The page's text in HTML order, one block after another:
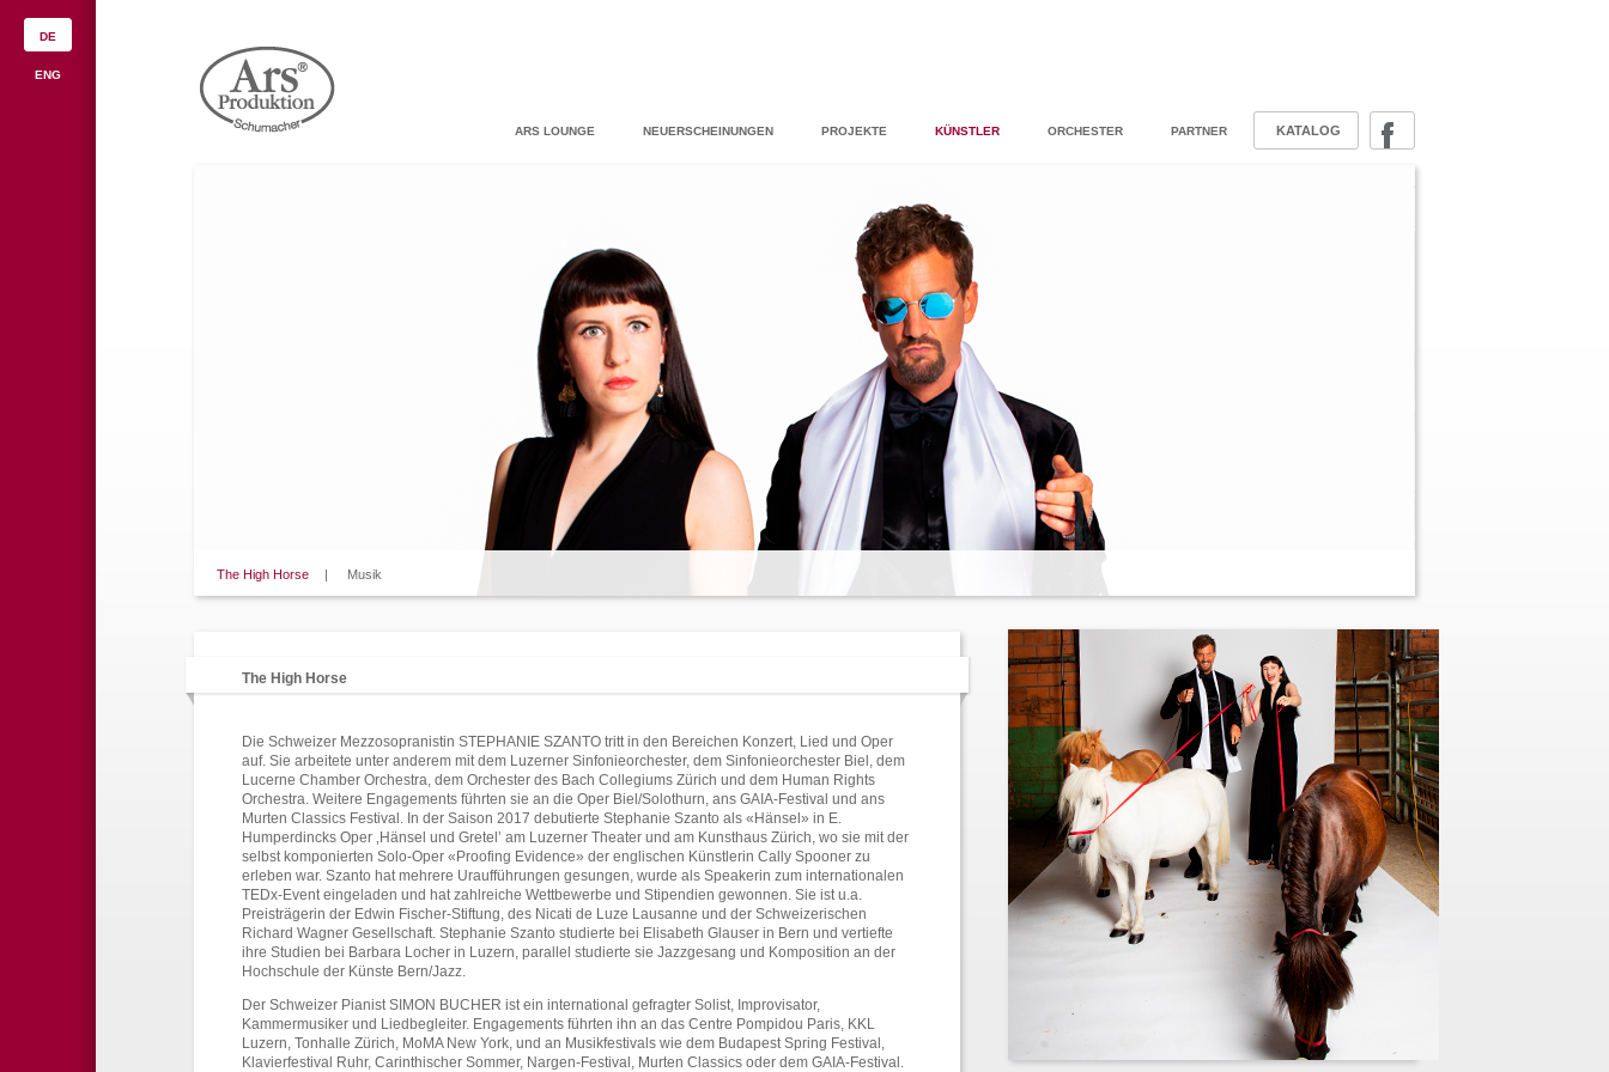
DE
ENG
ARS LOUNGE NEUERSCHEINUNGEN PROJEKTE KÜNSTLER ORCHESTER PARTNER KATALOG
The High Horse | Musik
The High Horse
Die Schweizer Mezzosopranistin STEPHANIE SZANTO tritt in den Bereichen Konzert, Lied und Oper
auf. Sie arbeitete unter anderem mit dem Luzerner Sinfonieorchester, dem Sinfonieorchester Biel, dem
Lucerne Chamber Orchestra, dem Orchester des Bach Collegiums Zürich und dem Human Rights
Orchestra. Weitere Engagements führten sie an die Oper Biel/Solothurn, ans GAIA-Festival und ans
Murten Classics Festival. In der Saison 2017 debutierte Stephanie Szanto als «Hänsel» in E.
Humperdincks Oper ‚Hänsel und Gretel’ am Luzerner Theater und am Kunsthaus Zürich, wo sie mit der
selbst komponierten Solo-Oper «Proofing Evidence» der englischen Künstlerin Cally Spooner zu
erleben war. Szanto hat mehrere Uraufführungen gesungen, wurde als Speakerin zum internationalen
TEDx-Event eingeladen und hat zahlreiche Wettbewerbe und Stipendien gewonnen. Sie ist u.a.
Preisträgerin der Edwin Fischer-Stiftung, des Nicati de Luze Lausanne und der Schweizerischen
Richard Wagner Gesellschaft. Stephanie Szanto studierte bei Elisabeth Glauser in Bern und vertiefte
ihre Studien bei Barbara Locher in Luzern, parallel studierte sie Jazzgesang und Komposition an der
Hochschule der Künste Bern/Jazz.
Der Schweizer Pianist SIMON BUCHER ist ein international gefragter Solist, Improvisator,
Kammermusiker und Liedbegleiter. Engagements führten ihn an das Centre Pompidou Paris, KKL
Luzern, Tonhalle Zürich, MoMA New York, und an Musikfestivals wie dem Budapest Spring Festival,
Klavierfestival Ruhr, Carinthischer Sommer, Nargen-Festival, Murten Classics oder dem GAIA-Festival.